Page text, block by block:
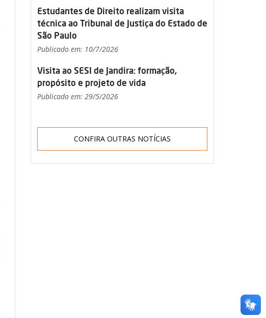
Estudantes de Direito realizam visita
técnica ao Tribunal de Justiça do Estado de
São Paulo
Publicado em: 10/7/2026
Visita ao SESI de Jandira: formação,
propósito e projeto de vida
Publicado em: 29/5/2026
CONFIRA OUTRAS NOTÍCIAS